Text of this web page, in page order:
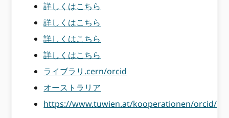
詳しくはこちら
詳しくはこちら
詳しくはこちら
詳しくはこちら
ライブラリ.cern/orcid
オーストラリア
https://www.tuwien.at/kooperationen/orcid/